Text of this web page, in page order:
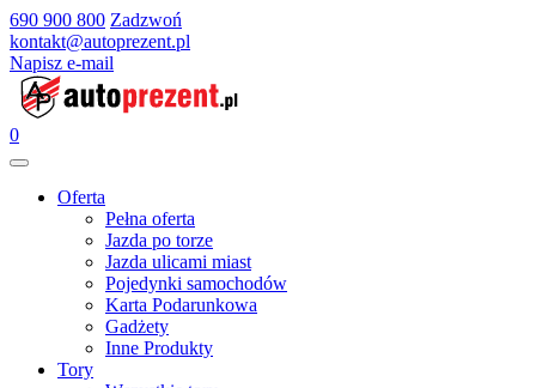
690 900 800 Zadzwoń
kontakt@autoprezent.pl
Napisz e-mail
0
Oferta
Pełna oferta
Jazda po torze
Jazda ulicami miast
Pojedynki samochodów
Karta Podarunkowa
Gadżety
Inne Produkty
Tory